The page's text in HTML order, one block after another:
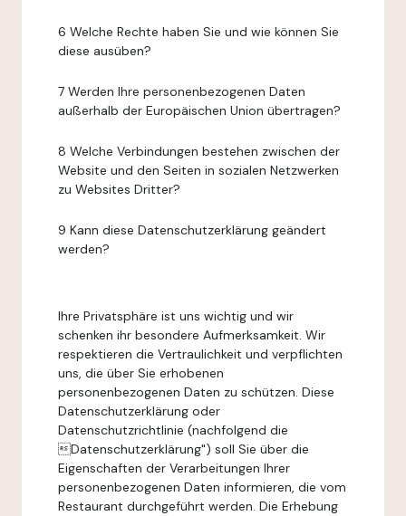
6 Welche Rechte haben Sie und wie können Sie
diese ausüben?
7 Werden Ihre personenbezogenen Daten
außerhalb der Europäischen Union übertragen?
8 Welche Verbindungen bestehen zwischen der
Website und den Seiten in sozialen Netzwerken
zu Websites Dritter?
9 Kann diese Datenschutzerklärung geändert
werden?
Ihre Privatsphäre ist uns wichtig und wir
schenken ihr besondere Aufmerksamkeit. Wir
respektieren die Vertraulichkeit und verpflichten
uns, die über Sie erhobenen
personenbezogenen Daten zu schützen. Diese
Datenschutzerklärung oder
Datenschutzrichtlinie (nachfolgend die
Datenschutzerklärung") soll Sie über die
Eigenschaften der Verarbeitungen Ihrer
personenbezogenen Daten informieren, die vom
Restaurant durchgeführt werden. Die Erhebung